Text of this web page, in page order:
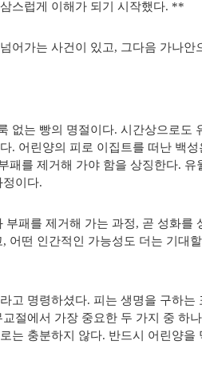
스럽게 이해가 되기 시작했다. **
어가는 사건이 있고, 그다음 가나안
없는 빵의 명절이다. 시간상으로도
. 어린양의 피로 이집트를 떠난 백
패를 제거해 가야 함을 상징한다. 유
정이다.
부패를 제거해 가는 과정, 곧 성화를
, 어떤 인간적인 가능성도 더는 기대
고 명령하셨다. 피는 생명을 구하는
교절에서 가장 중요한 두 가지 중 하
는 충분하지 않다. 반드시 어린양을